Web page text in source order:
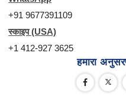
+91 9677391109
स्काइप (USA)
+1 412-927 3625
हमारा